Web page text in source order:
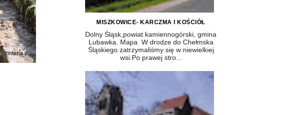
MISZKOWICE- KARCZMA I KOŚCIÓŁ
Dolny Śląsk,powiat kamiennogórski, gmina
Lubawka. Mapa W drodze do Chełmska
Śląskiego zatrzymaliśmy się w niewielkiej
wsi.Po prawej stro...